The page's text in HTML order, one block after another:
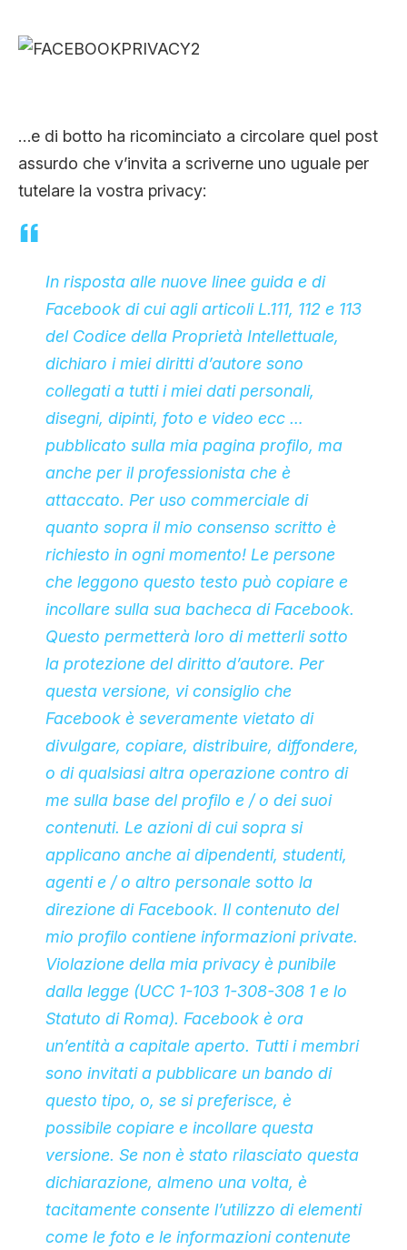
CHI SIAMO
…e di botto ha ricominciato a circolare quel post
assurdo che v’invita a scriverne uno uguale per
tutelare la vostra privacy:
In risposta alle nuove linee guida e di
Facebook di cui agli articoli L.111, 112 e 113
del Codice della Proprietà Intellettuale,
dichiaro i miei diritti d’autore sono
collegati a tutti i miei dati personali,
disegni, dipinti, foto e video ecc …
pubblicato sulla mia pagina profilo, ma
anche per il professionista che è
attaccato. Per uso commerciale di
quanto sopra il mio consenso scritto è
richiesto in ogni momento! Le persone
che leggono questo testo può copiare e
incollare sulla sua bacheca di Facebook.
Questo permetterà loro di metterli sotto
la protezione del diritto d’autore. Per
questa versione, vi consiglio che
Facebook è severamente vietato di
divulgare, copiare, distribuire, diffondere,
o di qualsiasi altra operazione contro di
me sulla base del profilo e / o dei suoi
contenuti. Le azioni di cui sopra si
applicano anche ai dipendenti, studenti,
agenti e / o altro personale sotto la
direzione di Facebook. Il contenuto del
mio profilo contiene informazioni private.
Violazione della mia privacy è punibile
dalla legge (UCC 1-103 1-308-308 1 e lo
Statuto di Roma). Facebook è ora
un’entità a capitale aperto. Tutti i membri
sono invitati a pubblicare un bando di
questo tipo, o, se si preferisce, è
possibile copiare e incollare questa
versione. Se non è stato rilasciato questa
dichiarazione, almeno una volta, è
tacitamente consente l’utilizzo di elementi
come le foto e le informazioni contenute